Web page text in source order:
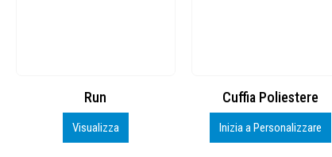
Cuffia Poliestere
Inizia a Personalizzare
BS600 – 5139960
Personalizza